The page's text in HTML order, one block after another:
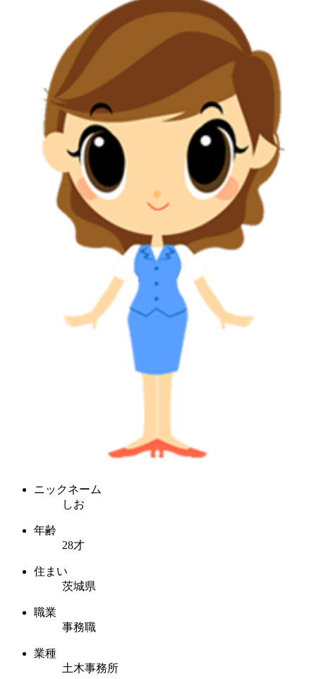
ニックネーム
しお
年齢
28才
住まい
茨城県
職業
事務職
業種
土木事務所